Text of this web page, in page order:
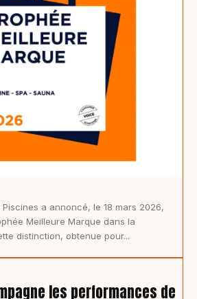
a annoncé, le 18 mars 2026,
Meilleure Marque dans la
distinction, obtenue pour...
les performances de